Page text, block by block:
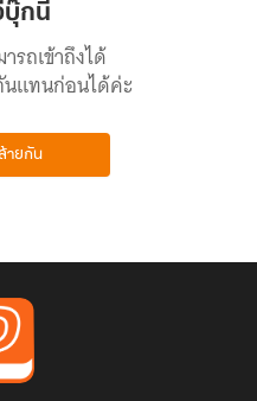
บุ๊กนี้
รถเข้าถึงได้
แทนก่อนได้ค่ะ
ายกัน